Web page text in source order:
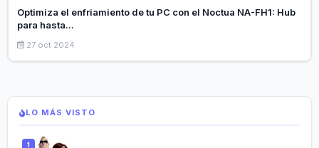
Optimiza el enfriamiento de tu PC con el Noctua NA-FH1: Hub
para hasta...
27 oct 2024
LO MÁS VISTO